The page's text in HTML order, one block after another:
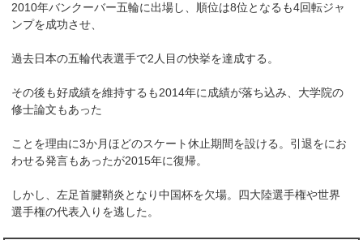
2010年バンクーバー五輪に出場し、順位は8位となるも4回転ジャ
ンプを成功させ、
過去日本の五輪代表選手で2人目の快挙を達成する。
その後も好成績を維持するも2014年に成績が落ち込み、大学院の
修士論文もあった
ことを理由に3か月ほどのスケート休止期間を設ける。引退をにお
わせる発言もあったが2015年に復帰。
しかし、左足首腱鞘炎となり中国杯を欠場。四大陸選手権や世界
選手権の代表入りを逃した。